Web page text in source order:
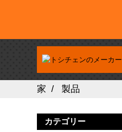
家 製品
カテゴリー